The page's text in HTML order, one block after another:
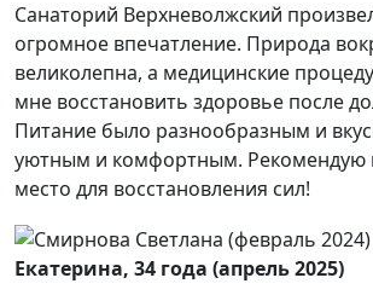
Санаторий Верхневолжский
огромное впечатление. Природа
великолепна, а медицинские
мне восстановить здоровье после
Питание было разнообразным и
уютным и комфортным. Рекомендую
место для восстановления сил!
Екатерина, 34 года (апрель 2025)